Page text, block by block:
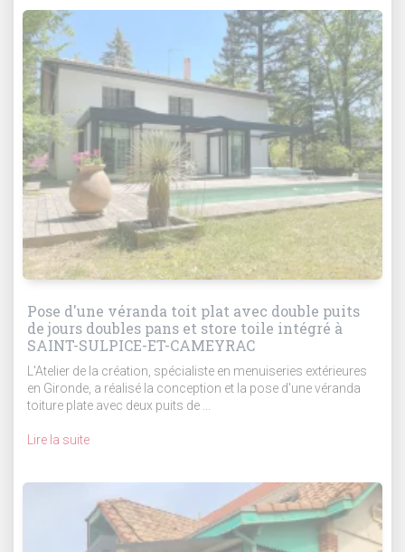
Pose d'une véranda toit plat avec double puits
de jours doubles pans et store toile intégré à
SAINT-SULPICE-ET-CAMEYRAC
L'Atelier de la création, spécialiste en menuiseries extérieures
en Gironde, a réalisé la conception et la pose d'une véranda
toiture plate avec deux puits de ...
Lire la suite